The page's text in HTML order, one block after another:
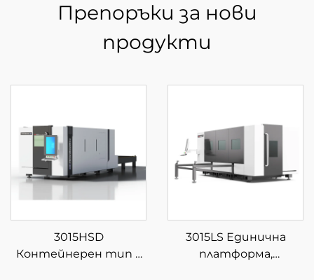
Препоръки за нови
продукти
3015HSD
Контейнерен тип с
3015LS Единична
платформа,